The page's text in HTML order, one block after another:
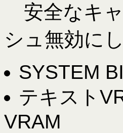
安全なキ
シュ無効に
SYSTEM
テキスト
VRAM